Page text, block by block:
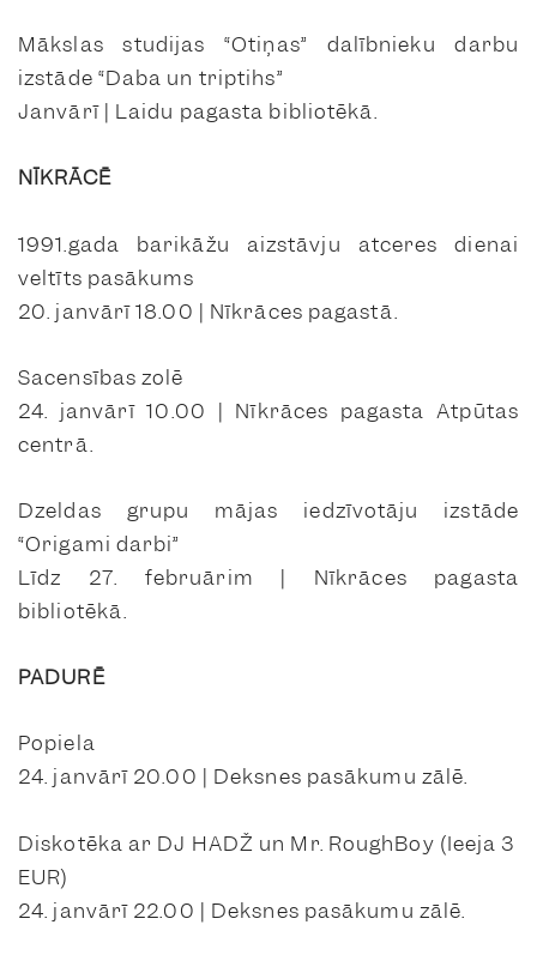
Mākslas studijas “Otiņas” dalībnieku darbu
izstāde “Daba un triptihs”
Janvārī | Laidu pagasta bibliotēkā.
NĪKRĀCĒ
1991.gada barikāžu aizstāvju atceres dienai
veltīts pasākums
20. janvārī 18.00 | Nīkrāces pagastā.
Sacensības zolē
24. janvārī 10.00 | Nīkrāces pagasta Atpūtas
centrā.
Dzeldas grupu mājas iedzīvotāju izstāde
“Origami darbi”
Līdz 27. februārim | Nīkrāces pagasta
bibliotēkā.
PADURĒ
Popiela
24. janvārī 20.00 | Deksnes pasākumu zālē.
Diskotēka ar DJ HADŽ un Mr. RoughBoy (Ieeja 3
EUR)
24. janvārī 22.00 | Deksnes pasākumu zālē.